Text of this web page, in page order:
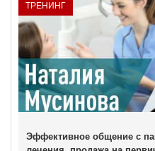
ТРЕНИНГ
Эффективное общение с